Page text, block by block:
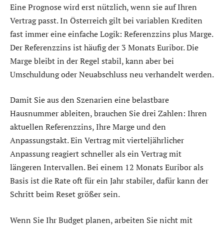
Eine Prognose wird erst nützlich, wenn sie auf Ihren
Vertrag passt. In Österreich gilt bei variablen Krediten
fast immer eine einfache Logik: Referenzzins plus Marge.
Der Referenzzins ist häufig der 3 Monats Euribor. Die
Marge bleibt in der Regel stabil, kann aber bei
Umschuldung oder Neuabschluss neu verhandelt werden.
Damit Sie aus den Szenarien eine belastbare
Hausnummer ableiten, brauchen Sie drei Zahlen: Ihren
aktuellen Referenzzins, Ihre Marge und den
Anpassungstakt. Ein Vertrag mit vierteljährlicher
Anpassung reagiert schneller als ein Vertrag mit
längeren Intervallen. Bei einem 12 Monats Euribor als
Basis ist die Rate oft für ein Jahr stabiler, dafür kann der
Schritt beim Reset größer sein.
Wenn Sie Ihr Budget planen, arbeiten Sie nicht mit